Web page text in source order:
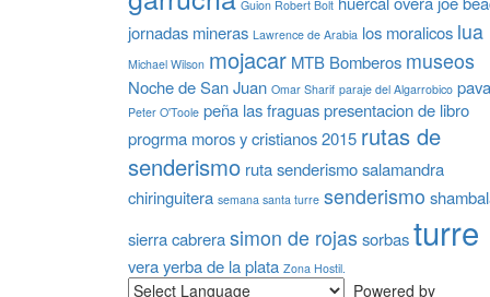
Guion Robert Bolt
jornadas mineras Lawrence de Arabia los moralicos lua
Michael Wilson mojacar MTB Bomberos museos
Noche de San Juan Omar Sharif paraje del Algarrobico
Peter O'Toole peña las fraguaspresentacion de libro
progrma moros y cristianos 2015 rutas de
senderismo ruta senderismosalamandra
chiringuitera semana santa turre senderismo
sierra cabrerasimon de rojas sorbasturre
verayerba de la plata Zona Hostil.
Powered by